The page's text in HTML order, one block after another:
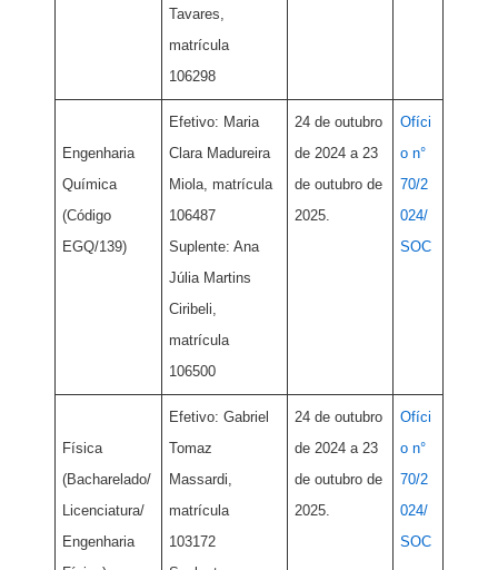
Tavares,
matrícula
106298
Engenharia
Química
(Código
EGQ/139)
Efetivo: Maria
Clara Madureira
Miola, matrícula
106487
Suplente: Ana
Júlia Martins
Ciribeli,
matrícula
106500
24 de outubro
de 2024 a 23
de outubro de
2025.
Ofíci
o n°
70/2
024/
SOC
Física
(Bacharelado/
Licenciatura/
Engenharia
Efetivo: Gabriel
Tomaz
Massardi,
matrícula
103172
24 de outubro
de 2024 a 23
de outubro de
2025.
Ofíci
o n°
70/2
024/
SOC